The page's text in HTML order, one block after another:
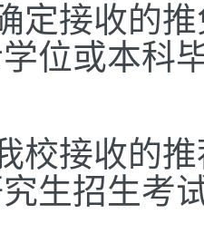
定接收的
位或本科
校接收的
生招生考